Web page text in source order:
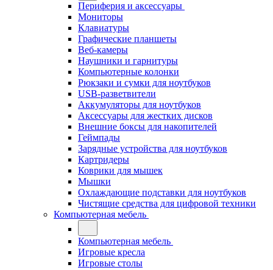
Периферия и аксессуары
Мониторы
Клавиатуры
Графические планшеты
Веб-камеры
Наушники и гарнитуры
Компьютерные колонки
Рюкзаки и сумки для ноутбуков
USB-разветвители
Аккумуляторы для ноутбуков
Аксессуары для жестких дисков
Внешние боксы для накопителей
Геймпады
Зарядные устройства для ноутбуков
Картридеры
Коврики для мышек
Мышки
Охлаждающие подставки для ноутбуков
Чистящие средства для цифровой техники
Компьютерная мебель
Компьютерная мебель
Игровые кресла
Игровые столы